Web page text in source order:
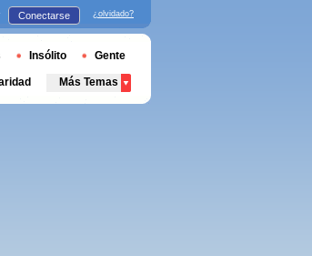
Conectarse ¿olvidado?
Insólito Gente
Más Temas